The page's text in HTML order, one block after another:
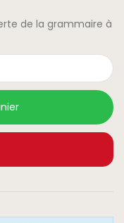
de la grammaire à